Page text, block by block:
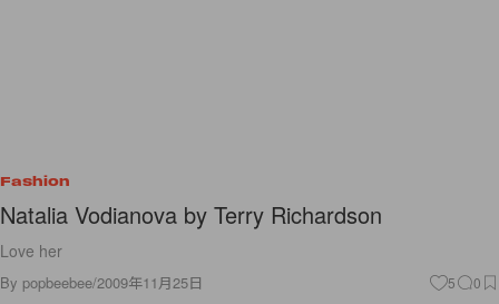
Fashion
Natalia Vodianova by Terry Richardson
Love her
By popbeebee/2009年11月25日 5 0